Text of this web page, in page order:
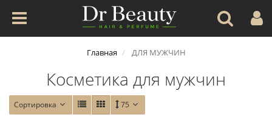
Главная ДЛЯ МУЖЧИН
Косметика для мужчин
Сортировка 75